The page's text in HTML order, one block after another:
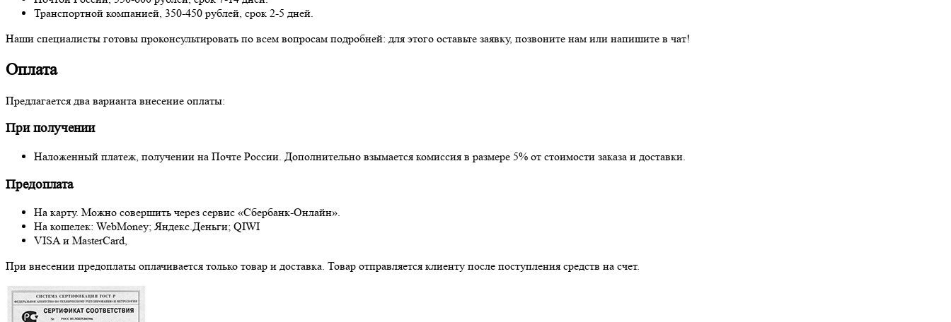
Транспортной компанией, 350-450 рублей, срок 2-5 дней.
Наши специалисты готовы проконсультировать по всем вопросам подробней: для этого оставьте заявку, позвоните нам или напишите в чат!
Оплата
Предлагается два варианта внесение оплаты:
При получении
Наложенный платеж, получении на Почте России. Дополнительно взымается комиссия в размере 5% от стоимости заказа и доставки.
Предоплата
На карту. Можно совершить через сервис «Сбербанк-Онлайн».
На кошелек: WebMoney; Яндекс.Деньги; QIWI
VISA и MasterCard,
При внесении предоплаты оплачивается только товар и доставка. Товар отправляется клиенту после поступления средств на счет.